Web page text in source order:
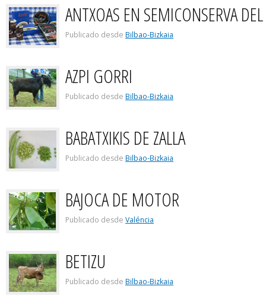
ANTXOAS EN SEMICONSERVA
Publicado desde Bilbao-Bizkaia
AZPI GORRI
Publicado desde Bilbao-Bizkaia
BABATXIKIS DE ZALLA
Publicado desde Bilbao-Bizkaia
BAJOCA DE MOTOR
Publicado desde Valéncia
BETIZU
Publicado desde Bilbao-Bizkaia